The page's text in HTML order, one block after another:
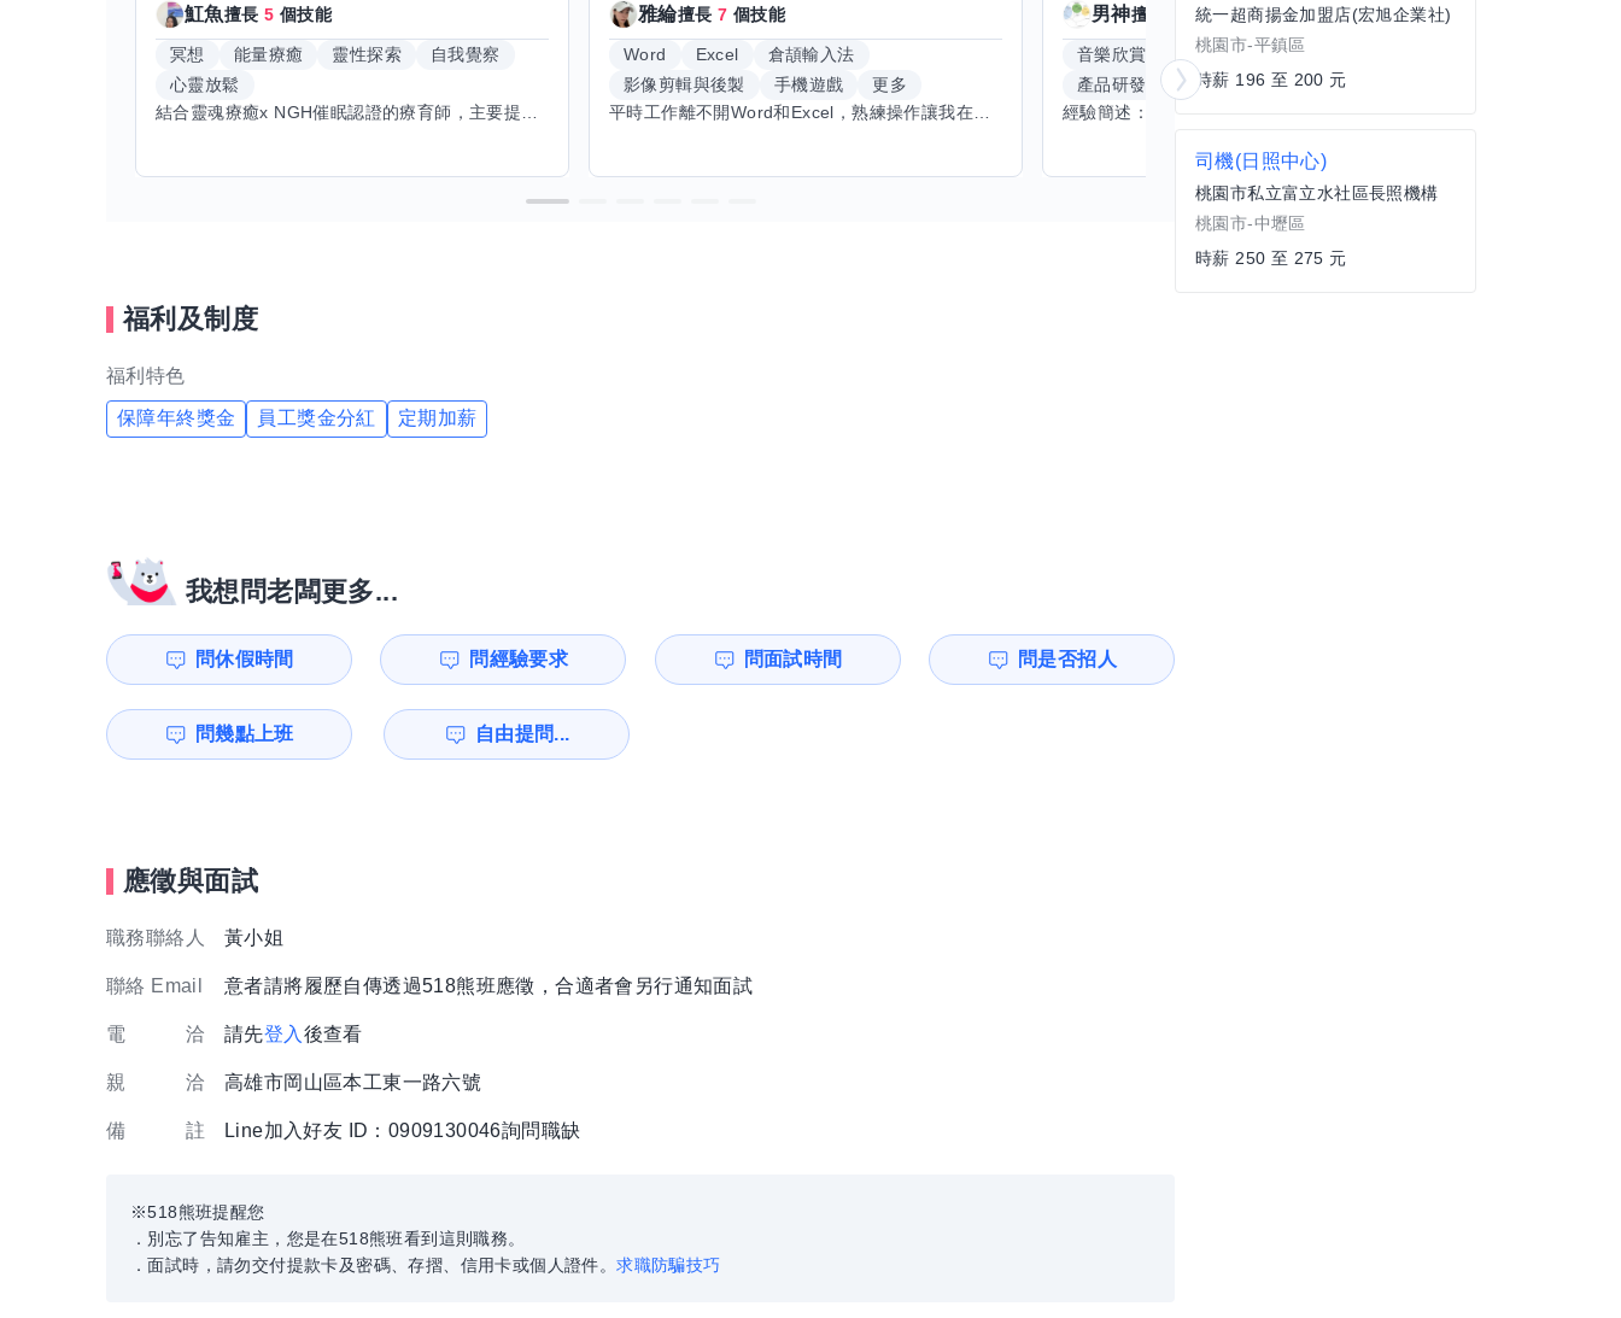
魟魚擅長5 個技能
冥想 能量療癒 靈性探索
自我覺察
心靈放鬆
結合靈魂療癒x NGH催眠認證的療育師，主要提供潛意識探索和靈魂導向的催眠療育。你會全程100%清醒跟我對話。
雅綸擅長7 個技能
Word Excel
倉頡輸入法
影像剪輯與後製
手機遊戲
更多
平時工作離不開Word和Excel，熟練操作讓我在文件整理和數據處理上都得心應手，還能用倉頡輸入法快速打字。近期想挑戰英文學習，希望能透過交換技能一起進步！如果你英文流利，需要中文或電腦技巧輔助，歡迎找我搭檔，咱們一起歡樂學習，互相激勵，成為彼此的學習小夥伴！
男神擅長 個技能
音樂欣賞 顧問服務
遊戲設計
產品研發
跨部門協作
更多
福利及制度
福利特色
保障年終獎金 員工獎金分紅 定期加薪
我想問老闆更多...
問休假時間 問經驗要求 問面試時間 問是否招人
問幾點上班 自由提問...
應徵與面試
職務聯絡人 黃小姐
聯絡 Email 意者請將履歷自傳透過518熊班應徵，合適者會另行通知面試
電 洽 請先登入 後查看
親 洽 高雄市岡山區本工東一路六號
備 註 Line加入好友 ID：0909130046詢問職缺
※518熊班提醒您
．別忘了告知雇主，您是在518熊班看到這則職務。
．面試時，請勿交付提款卡及密碼、存摺、信用卡或個人證件。求職防騙技巧
統一超商揚金加盟店(宏旭企業社)
桃園市-平鎮區
時薪 196 至 200 元
司機(日照中心)
桃園市私立富立水社區長照機構
桃園市-中壢區
時薪 250 至 275 元